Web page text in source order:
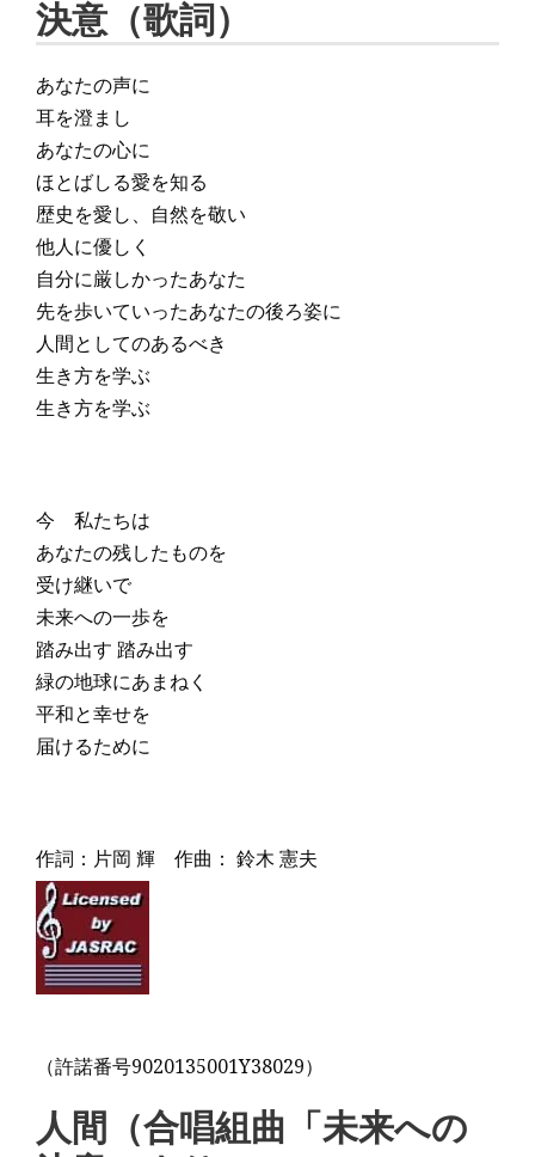
決意（歌詞）
あなたの声に
耳を澄まし
あなたの心に
ほとばしる愛を知る
歴史を愛し、自然を敬い
他人に優しく
自分に厳しかったあなた
先を歩いていったあなたの後ろ姿に
人間としてのあるべき
生き方を学ぶ
生き方を学ぶ
今 私たちは
あなたの残したものを
受け継いで
未来への一歩を
踏み出す 踏み出す
緑の地球にあまねく
平和と幸せを
届けるために
作詞：片岡 輝 作曲： 鈴木 憲夫
（許諾番号9020135001Y38029）
人間（合唱組曲「未来への